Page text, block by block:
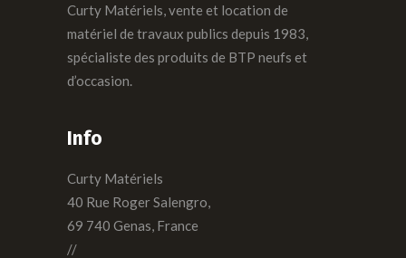
Curty Matériels, vente et location de
matériel de travaux publics depuis 1983,
spécialiste des produits de BTP neufs et
d’occasion.
Info
Curty Matériels
40 Rue Roger Salengro,
69 740 Genas, France
//